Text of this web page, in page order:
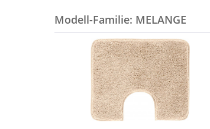
Modell-Familie: MELANGE